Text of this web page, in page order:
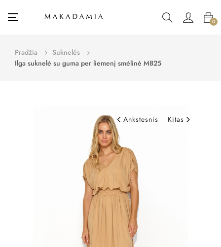
Toggle
☰ 0
Pradžia
Suknelės
Ilga suknelė su guma per liemenį smėlinė M825
Ankstesnis Kitas